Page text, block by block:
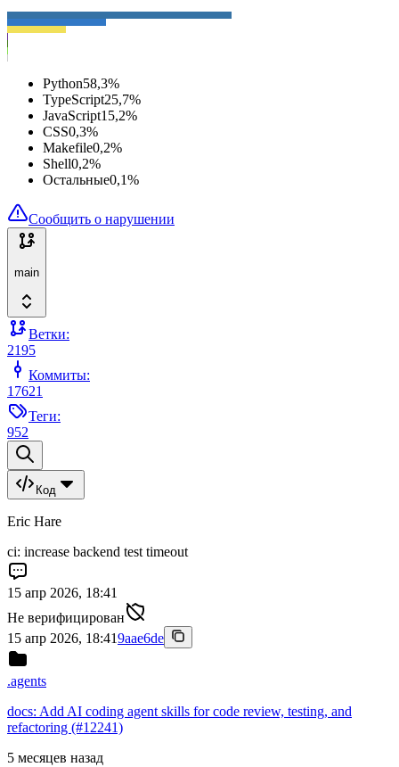
Python58,3%
TypeScript25,7%
JavaScript15,2%
CSS0,3%
Makefile0,2%
Shell0,2%
Остальные0,1%
Сообщить о нарушении
main
Ветки:
2195
Коммиты:
17621
Теги:
952
Код
Eric Hare
ci: increase backend test timeout
15 апр 2026, 18:41
Не верифицирован
15 апр 2026, 18:419aae6de
.agents
docs: Add AI coding agent skills for code review, testing, and
refactoring (#12241)
5 месяцев назад